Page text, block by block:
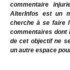
commentaire
AlterInfos est un
cherche à se faire
commentaires dont
de cet objectif ne
un autre espace